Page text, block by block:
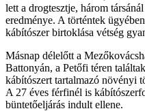
lett a drogtesztje, három
eredménye. A történtek
kábítószer birtoklása vétség
Másnap délelőtt a
Battonyán, a Petőfi téren
kábítószert tartalmazó növényi
A 27 éves férfinél is
büntetőeljárás indult ellene.